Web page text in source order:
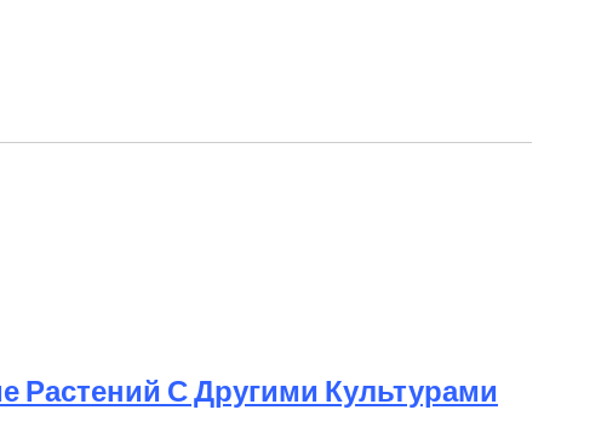
Растений С Другими Культурами